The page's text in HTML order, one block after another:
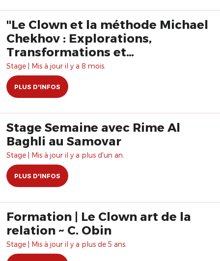
"Le Clown et la méthode Michael
Chekhov : Explorations,
Transformations et
Rayonnement" avec Rime Al
Baghli
Stage | Mis à jour il y a 8 mois.
PLUS D'INFOS
Stage Semaine avec Rime Al
Baghli au Samovar
Stage | Mis à jour il y a plus d'un an.
PLUS D'INFOS
Formation | Le Clown art de la
relation ~ C. Obin
Stage | Mis à jour il y a plus de 5 ans.